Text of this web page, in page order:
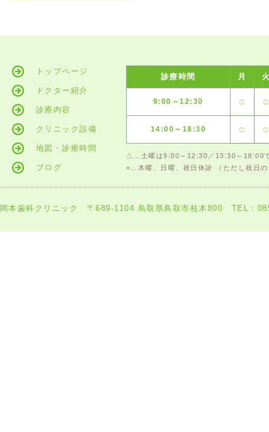
トップページ
ドクター紹介
診療内容
クリニック設備
地図・診療時間
ブログ
診療時間 月
9:00～12:30 ○
14:00～18:30 ○
△…土曜は9:00～12:30／13:30～18:00
×…木曜、日曜、祝日休診 （ただし祝日
岡本歯科クリニック 〒689-1104 鳥取県鳥取市桂木800 TEL：